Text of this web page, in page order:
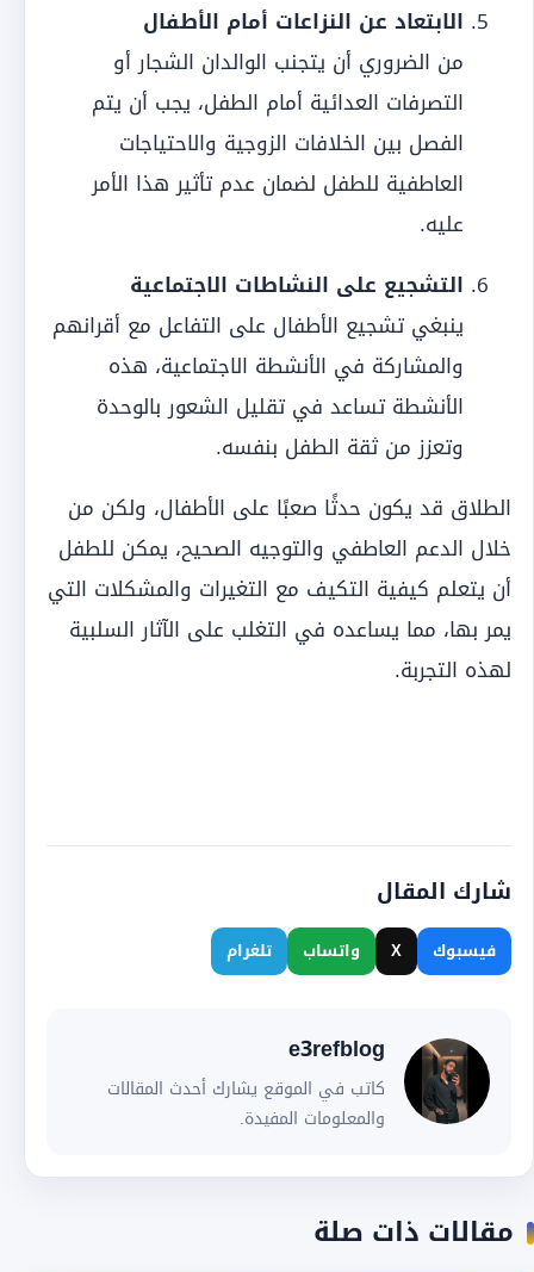
الابتعاد عن النزاعات أمام الأطفال
من الضروري أن يتجنب الوالدان الشجار أو
التصرفات العدائية أمام الطفل، يجب أن يتم
الفصل بين الخلافات الزوجية والاحتياجات
العاطفية للطفل لضمان عدم تأثير هذا الأمر
عليه.
التشجيع على النشاطات الاجتماعية
ينبغي تشجيع الأطفال على التفاعل مع أقرانهم
والمشاركة في الأنشطة الاجتماعية، هذه
الأنشطة تساعد في تقليل الشعور بالوحدة
وتعزز من ثقة الطفل بنفسه.
الطلاق قد يكون حدثًا صعبًا على الأطفال، ولكن من
خلال الدعم العاطفي والتوجيه الصحيح، يمكن للطفل
أن يتعلم كيفية التكيف مع التغيرات والمشكلات التي
يمر بها، مما يساعده في التغلب على الآثار السلبية
لهذه التجربة.
شارك المقال
فيسبوك X واتساب تلغرام
e3refblog
كاتب في الموقع يشارك أحدث المقالات
والمعلومات المفيدة.
مقالات ذات صلة